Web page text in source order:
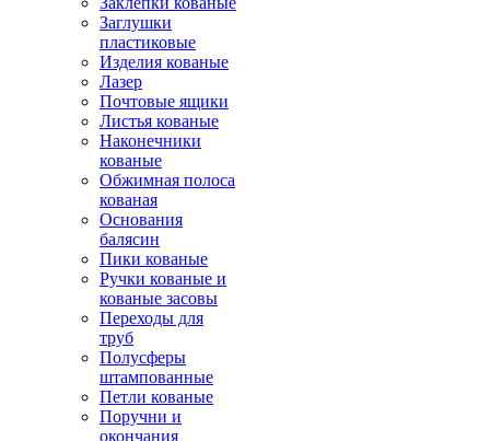
Заглушки
пластиковые
Изделия кованые
Лазер
Почтовые ящики
Листья кованые
Наконечники
кованые
Обжимная полоса
кованая
Основания
балясин
Пики кованые
Ручки кованые и
кованые засовы
Переходы для
труб
Полусферы
штампованные
Петли кованые
Поручни и
окончания